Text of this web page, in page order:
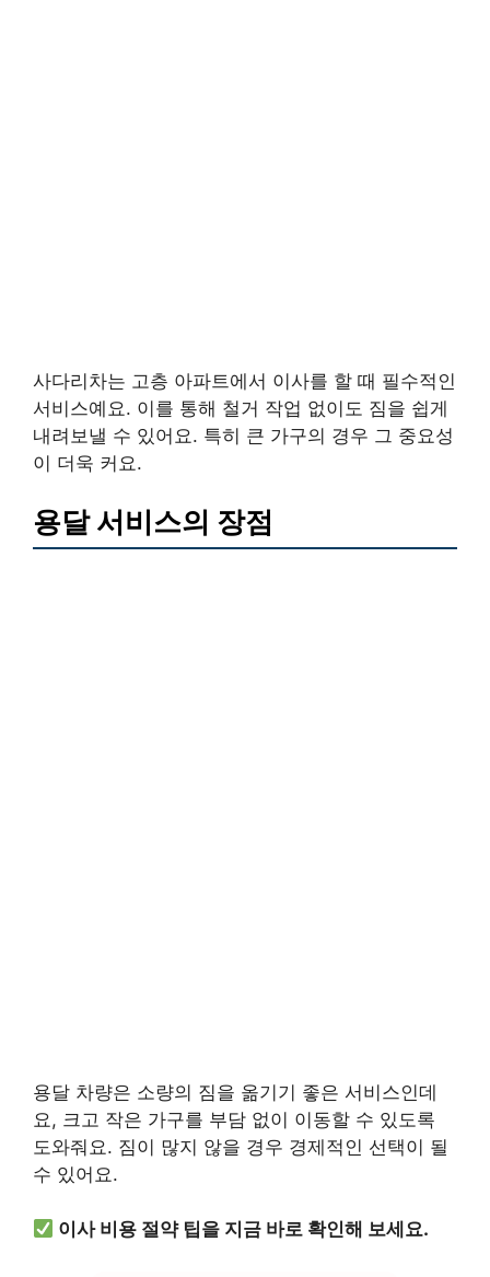
사다리차는 고층 아파트에서 이사를 할 때 필수적인
서비스예요. 이를 통해 철거 작업 없이도 짐을 쉽게
내려보낼 수 있어요. 특히 큰 가구의 경우 그 중요성
이 더욱 커요.
용달 서비스의 장점
용달 차량은 소량의 짐을 옮기기 좋은 서비스인데
요, 크고 작은 가구를 부담 없이 이동할 수 있도록
도와줘요. 짐이 많지 않을 경우 경제적인 선택이 될
수 있어요.
이사 비용 절약 팁을 지금 바로 확인해 보세요.